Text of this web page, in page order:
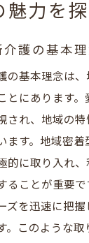
の交流が生む相
つながりを築
連携すること
ベントが育む絆
魅力を
護の基本
の基本理念は
とにあります。
され、地域の
ます。地域密着
的に取り入れ
ることが重要
ズを迅速に把
。このような